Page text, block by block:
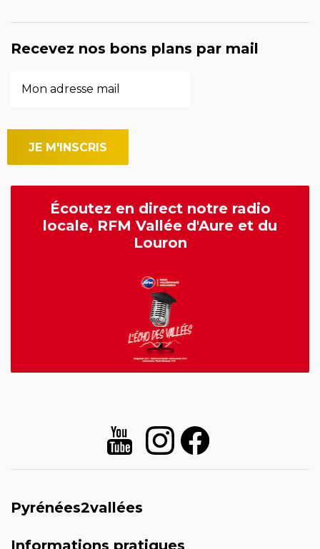
Recevez nos bons plans par mail
Écoutez en direct notre radio
locale, RFM Vallée d'Aure et du
Louron
Pyrénées2vallées